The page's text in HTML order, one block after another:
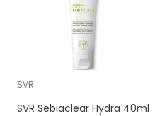
SVR
SVR Sebiaclear Hydra 40ml